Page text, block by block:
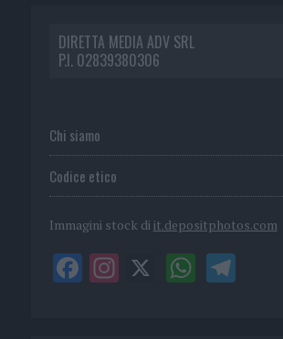
DIRETTA MEDIA ADV SRL
P.I. 02839380306
Chi siamo
Codice etico
Immagini stock di it.depositphotos.com